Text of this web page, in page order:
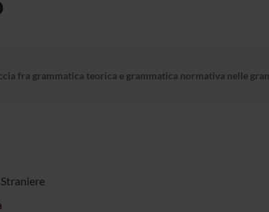
fra grammatica teorica e grammatica normativa nelle